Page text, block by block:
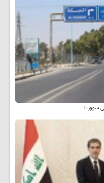
سووریا